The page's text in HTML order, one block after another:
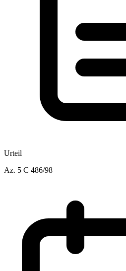
Urteil
Az. 5 C 486/98